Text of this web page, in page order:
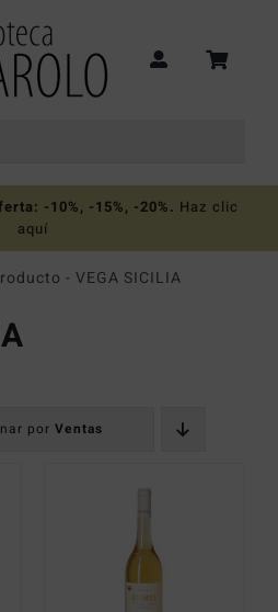
-10%, -15%, -20%. Haz clic
aquí
- VEGA SICILIA
por Ventas